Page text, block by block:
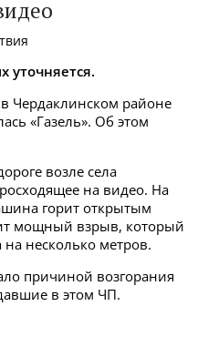
уточняется.
Чердаклинском районе
«Газель». Об этом
возле села
на видео. На
горит открытым
мощный взрыв, который
несколько метров.
причиной возгорания
в этом ЧП.